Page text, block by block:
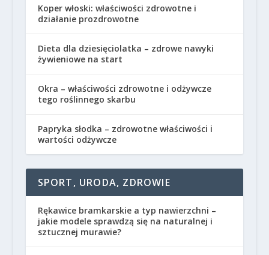
Koper włoski: właściwości zdrowotne i
działanie prozdrowotne
Dieta dla dziesięciolatka – zdrowe nawyki
żywieniowe na start
Okra – właściwości zdrowotne i odżywcze
tego roślinnego skarbu
Papryka słodka – zdrowotne właściwości i
wartości odżywcze
SPORT, URODA, ZDROWIE
Rękawice bramkarskie a typ nawierzchni –
jakie modele sprawdzą się na naturalnej i
sztucznej murawie?